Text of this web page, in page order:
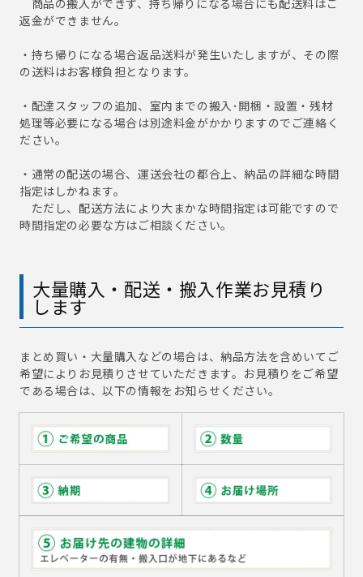
商品の搬入ができず、持ち帰りになる場合にも配送料はご
返金ができません。
・持ち帰りになる場合返品送料が発生いたしますが、その際
の送料はお客様負担となります。
・配達スタッフの追加、室内までの搬入･開梱・設置・残材
処理等必要になる場合は別途料金がかかりますのでご連絡く
ださい。
・通常の配送の場合、運送会社の都合上、納品の詳細な時間
指定はしかねます。
ただし、配送方法により大まかな時間指定は可能ですので
時間指定の必要な方はご相談ください。
大量購入・配送・搬入作業お見積り
します
まとめ買い・大量購入などの場合は、納品方法を含めいてご
希望によりお見積りさせていただきます。お見積りをご希望
である場合は、以下の情報をお知らせください。